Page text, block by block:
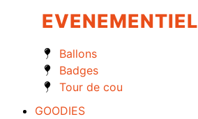
EVENEMENTIEL
Ballons
Badges
Tour de cou
GOODIES